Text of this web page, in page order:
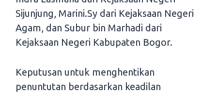
Sijunjung, Marini.Sy dari Kejaksaan Negeri
Agam, dan Subur bin Marhadi dari
Kejaksaan Negeri Kabupaten Bogor.
Keputusan untuk menghentikan
penuntutan berdasarkan keadilan